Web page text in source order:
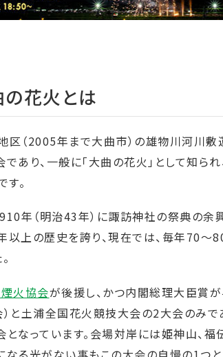
の花火とは
区（2005年まで大曲市）の雄物川河川
あり、一般に「大曲の花火」として知ら
。
年（明治43年）に諏訪神社の祭典の
以上の歴史を誇り、現在では、毎年70
火協会が後援し、かつ内閣総理大臣賞
と土浦全国花火競技大会の2大会のみで
なっています。会場対岸には姫神山、